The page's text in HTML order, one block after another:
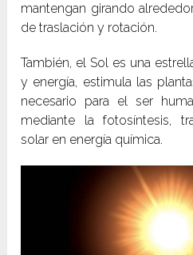
mantengan girando
de traslación y rotación.
También, el Sol es una
y energía, estimula las
necesario para el ser
mediante la fotosíntesis,
solar en energía química.